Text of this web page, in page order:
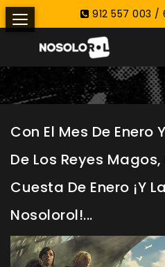
912 557 003
Con El Mes De Enero
De Los Reyes
Cuesta De Enero ¡Y
Nosolorol!...